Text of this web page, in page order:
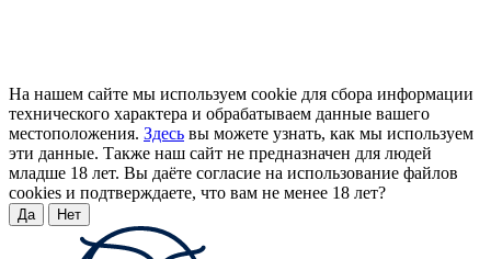
На нашем сайте мы используем cookie для сбора информации
технического характера и обрабатываем данные вашего
местоположения. Здесь вы можете узнать, как мы используем
эти данные. Также наш сайт не предназначен для людей
младше 18 лет. Вы даёте согласие на использование файлов
cookies и подтверждаете, что вам не менее 18 лет?
Да Нет